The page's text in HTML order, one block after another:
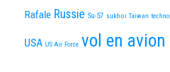
Rafale Russie Su-57 sukhoi Taiwan
USA US Air Force vol en avion